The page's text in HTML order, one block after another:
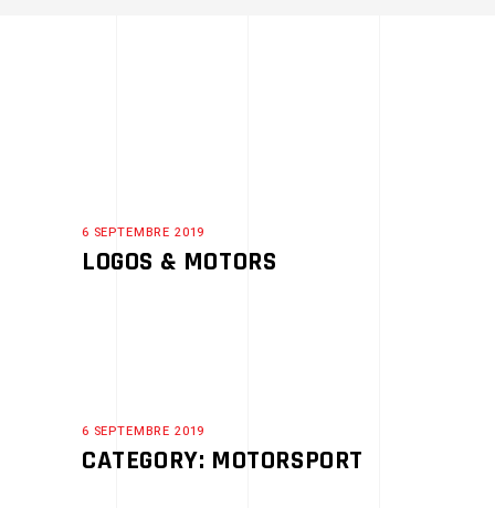
6 SEPTEMBRE 2019
LOGOS & MOTORS
6 SEPTEMBRE 2019
CATEGORY: MOTORSPORT